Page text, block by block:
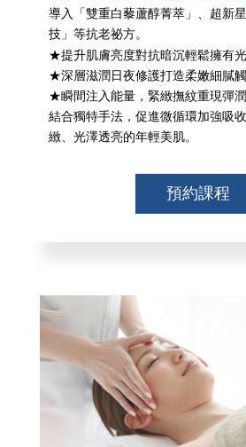
導入「雙重白藜蘆醇菁萃」、超新
技」等抗老祕方。
★提升肌膚亮度對抗暗沉輕鬆擁有
★深層滋潤日夜修護打造柔嫩細膩
★瞬間注入能量，緊緻撫紋重現彈
結合獨特手法，促進微循環加強吸
緻、光澤透亮的年輕美肌。
預約課程